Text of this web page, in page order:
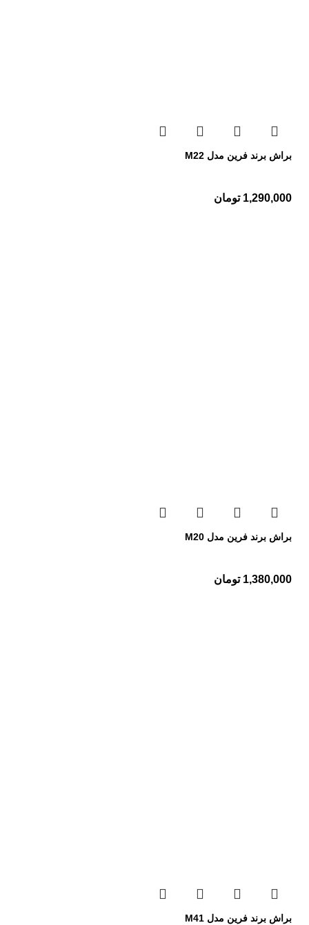
براش برند فرین مدل M22
1,290,000 تومان
براش برند فرین مدل M20
1,380,000 تومان
براش برند فرین مدل M41